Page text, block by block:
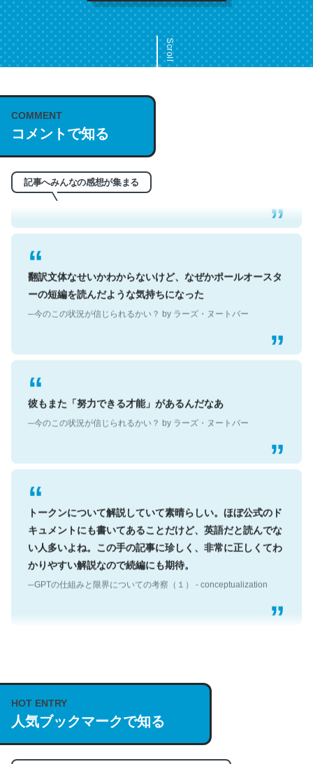
Scroll
COMMENT
コメントで知る
記事へみんなの感想が集まる
これは名文。彼はとてもクレバーなんだろうなと凄く思
う。英語少しでも読める人は原文もお勧め。自分はこの流
─今のこの状況が信じられるかい？ by ラーズ・ヌートバー
翻訳文体なせいかわからないけど、なぜかポールオースタ
ーの短編を読んだような気持ちになった
─今のこの状況が信じられるかい？ by ラーズ・ヌートバー
彼もまた「努力できる才能」があるんだなあ
─今のこの状況が信じられるかい？ by ラーズ・ヌートバー
トークンについて解説していて素晴らしい。ほぼ公式のド
キュメントにも書いてあることだけど、英語だと読んでな
い人多いよね。この手の記事に珍しく、非常に正しくてわ
かりやすい解説なので続編にも期待。
─GPTの仕組みと限界についての考察（１） - conceptualization
説してる記事が少ないので貴重な良記事。/続編来た
https://isobe324649.hatenablog.com/entry/2023/03/27
/064121
─GPTの仕組みと限界についての考察（１） - conceptualization
HOT ENTRY
人気ブックマークで知る